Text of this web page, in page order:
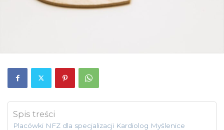
Spis treści
Placówki NFZ dla specjalizacji Kardiolog Myślenice